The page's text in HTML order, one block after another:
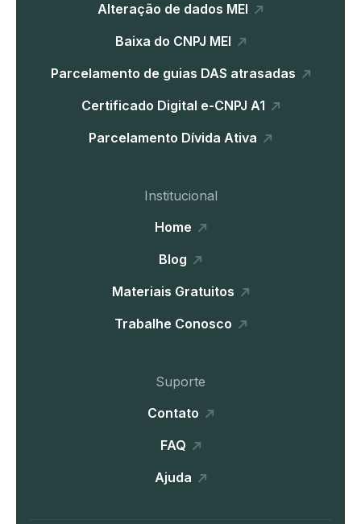
Alteração de dados MEI
Baixa do CNPJ MEI
Parcelamento de guias DAS atrasadas
Certificado Digital e-CNPJ A1
Parcelamento Dívida Ativa
Institucional
Home
Blog
Materiais Gratuitos
Trabalhe Conosco
Suporte
Contato
FAQ
Ajuda